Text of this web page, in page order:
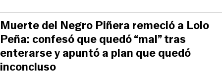
Muerte del Negro Piñera remeció a Lolo
Peña: confesó que quedó “mal” tras
enterarse y apuntó a plan que quedó
inconcluso